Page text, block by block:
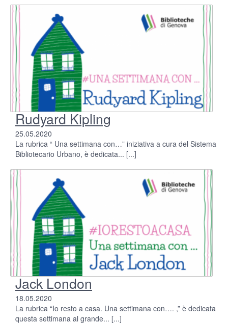
Rudyard Kipling
25.05.2020
La rubrica “ Una settimana con…” iniziativa a cura del Sistema
Bibliotecario Urbano, è dedicata... [...]
Jack London
18.05.2020
La rubrica “Io resto a casa. Una settimana con…. ,” è dedicata
questa settimana al grande... [...]